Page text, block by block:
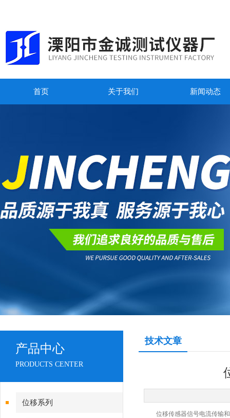
首页 关于我们 新闻动态
产品中心
PRODUCTS CENTER
位移系列
技术文章
位移传感器信号电流传输和